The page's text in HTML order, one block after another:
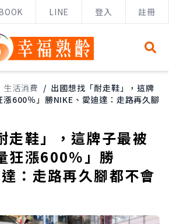
LINE 登入 註冊
生活消費 / 出國想找「耐走鞋」，這牌
600％」勝NIKE、愛迪達：走路再久腳
走鞋」，這牌子最被
狂漲600％」勝
：走路再久腳都不會